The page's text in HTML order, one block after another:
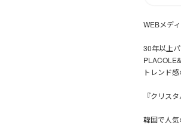
WEBメデ
30年以上
トレンド
『クリス
韓国で人